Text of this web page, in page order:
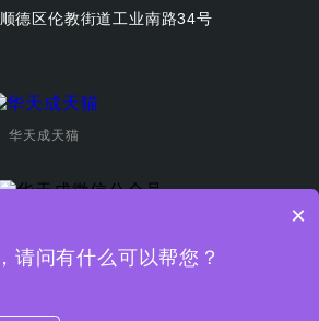
德区伦教街道工业南路34号
华天成天猫
能源科技股份有限公司 粤ICP备19044080
×
请问有什么可以帮您？